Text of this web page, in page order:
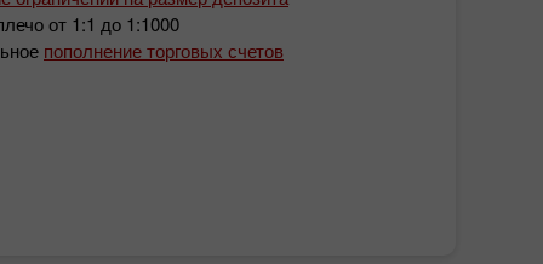
от 1:1 до 1:1000
пополнение торговых счетов